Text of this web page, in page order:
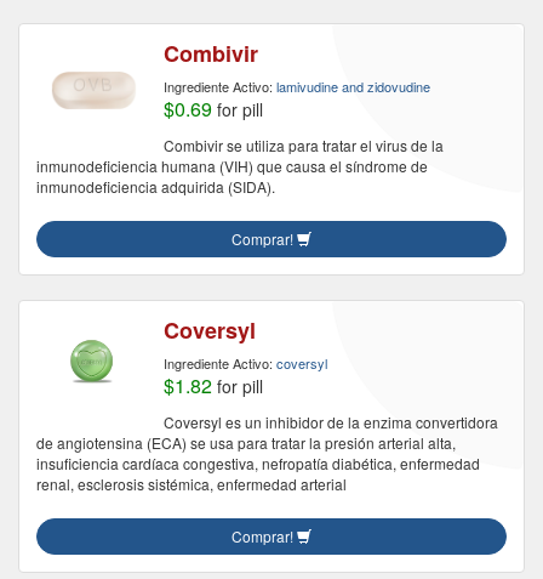
Combivir
Ingrediente Activo: lamivudine and zidovudine
$0.69 for pill
Combivir se utiliza para tratar el virus de la
inmunodeficiencia humana (VIH) que causa el síndrome de
inmunodeficiencia adquirida (SIDA).
Comprar!
Coversyl
Ingrediente Activo: coversyl
$1.82 for pill
Coversyl es un inhibidor de la enzima convertidora
de angiotensina (ECA) se usa para tratar la presión arterial alta,
insuficiencia cardíaca congestiva, nefropatía diabética, enfermedad
renal, esclerosis sistémica, enfermedad arterial
Comprar!